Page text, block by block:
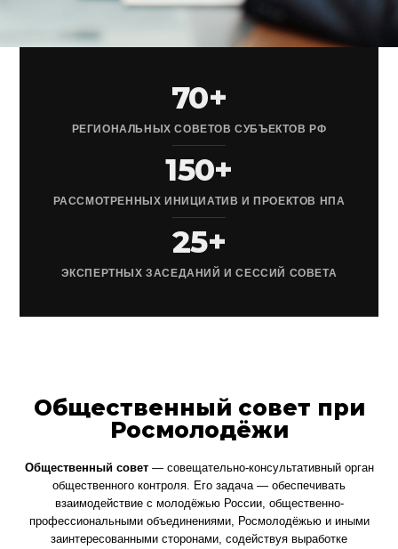
70+
РЕГИОНАЛЬНЫХ СОВЕТОВ СУБЪЕКТОВ РФ
150+
РАССМОТРЕННЫХ ИНИЦИАТИВ И ПРОЕКТОВ НПА
25+
ЭКСПЕРТНЫХ ЗАСЕДАНИЙ И СЕССИЙ СОВЕТА
Общественный совет при
Росмолодёжи
Общественный совет— совещательно-консультативный орган
общественного контроля. Его задача — обеспечивать
взаимодействие с молодёжью России, общественно-
профессиональными объединениями, Росмолодёжью и иными
заинтересованными сторонами, содействуя выработке